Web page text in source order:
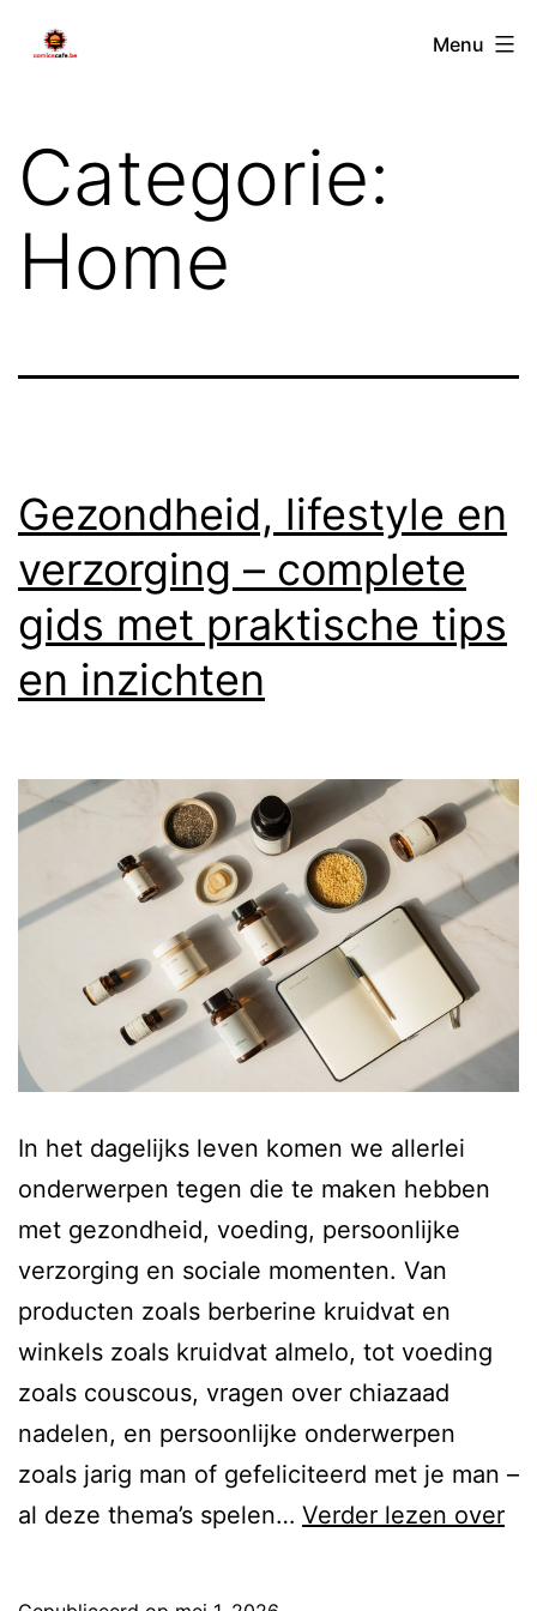
naar
inhoud
comicscafe.be Menu
Categorie:
Home
Gezondheid, lifestyle en
verzorging – complete
gids met praktische tips
en inzichten
In het dagelijks leven komen we allerlei
onderwerpen tegen die te maken hebben
met gezondheid, voeding, persoonlijke
verzorging en sociale momenten. Van
producten zoals berberine kruidvat en
winkels zoals kruidvat almelo, tot voeding
zoals couscous, vragen over chiazaad
nadelen, en persoonlijke onderwerpen
zoals jarig man of gefeliciteerd met je man –
al deze thema’s spelen… Verder lezen over